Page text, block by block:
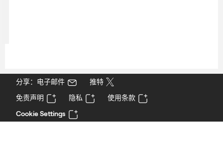
分享：电子邮件
推特
免责声明
隐私
使用条款
Cookie Settings